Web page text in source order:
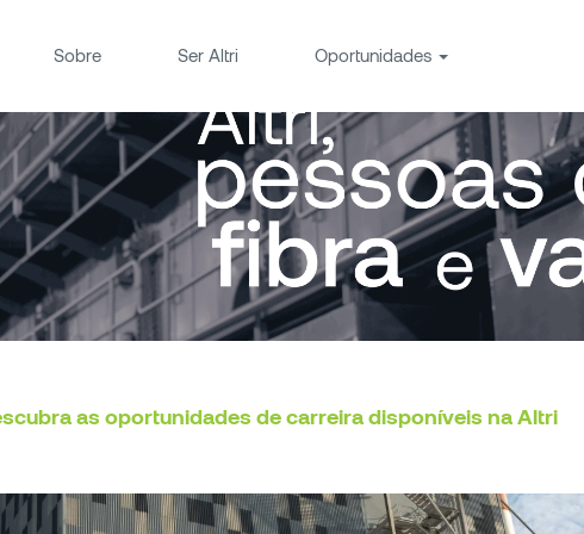
Sobre Ser Altri Oportunidades
as oportunidades de carreira disponíveis na Altri